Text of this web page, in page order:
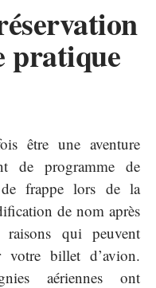
pratique
être une aventure
de programme de
frappe lors de la
de nom après
qui peuvent
votre billet d’avion.
aériennes ont